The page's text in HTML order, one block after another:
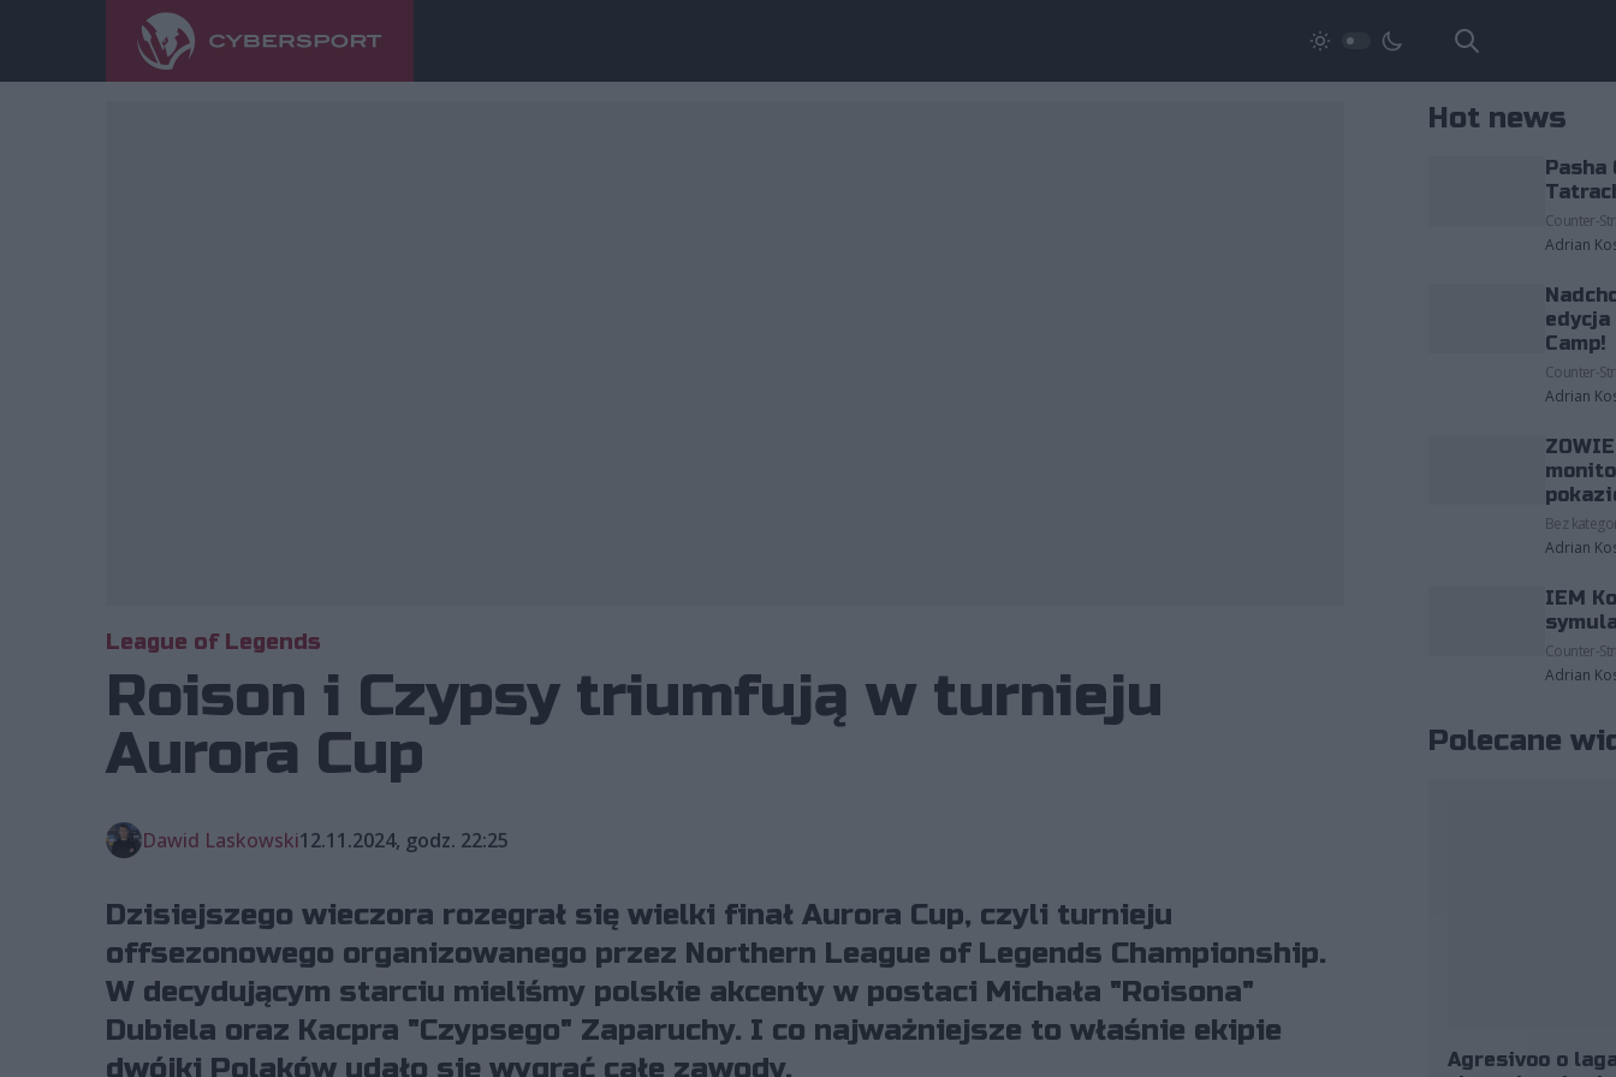
League of Legends
Roison i Czypsy triumfują w turnieju
Aurora Cup
Dawid Laskowski12.11.2024, godz. 22:25
Dzisiejszego wieczora rozegrał się wielki finał Aurora Cup, czyli turnieju
offsezonowego organizowanego przez Northern League of Legends Championship.
W decydującym starciu mieliśmy polskie akcenty w postaci Michała "Roisona"
Dubiela oraz Kacpra "Czypsego" Zaparuchy. I co najważniejsze to właśnie ekipie
dwójki Polaków udało się wygrać całe zawody.
Hot news
Pasha
Counter-
Adrian
edycja
Camp!
Counter-
Adrian
Bez
Adrian
IEM
Counter-
Adrian
Polecane
Agresivoo o